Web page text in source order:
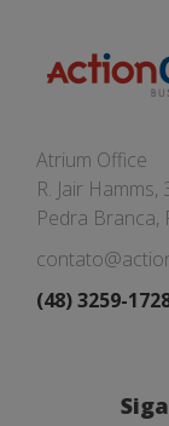
Atrium Office
R. Jair
Pedra Branca,
(48) 3259-